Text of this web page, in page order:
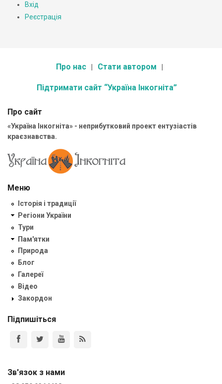
Вхід
Реєстрація
Про нас Стати автором
Підтримати сайт “Україна Інкогніта”
Про сайт
«Україна Інкогніта» - неприбутковий проект ентузіастів
краєзнавства.
Меню
Історія і традиції
Регіони України
Тури
Пам'ятки
Природа
Блог
Галереї
Відео
Закордон
Підпишіться
Зв'язок з нами